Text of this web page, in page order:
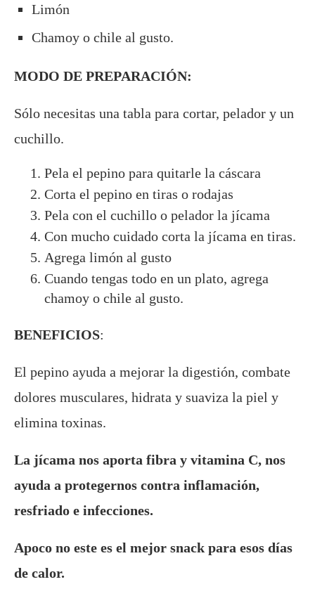
Limón
Chamoy o chile al gusto.
MODO DE PREPARACIÓN:
Sólo necesitas una tabla para cortar, pelador y un
cuchillo.
Pela el pepino para quitarle la cáscara
Corta el pepino en tiras o rodajas
Pela con el cuchillo o pelador la jícama
Con mucho cuidado corta la jícama en tiras.
Agrega limón al gusto
Cuando tengas todo en un plato, agrega
chamoy o chile al gusto.
BENEFICIOS:
El pepino ayuda a mejorar la digestión, combate
dolores musculares, hidrata y suaviza la piel y
elimina toxinas.
La jícama nos aporta fibra y vitamina C, nos
ayuda a protegernos contra inflamación,
resfriado e infecciones.
Apoco no este es el mejor snack para esos días
de calor.